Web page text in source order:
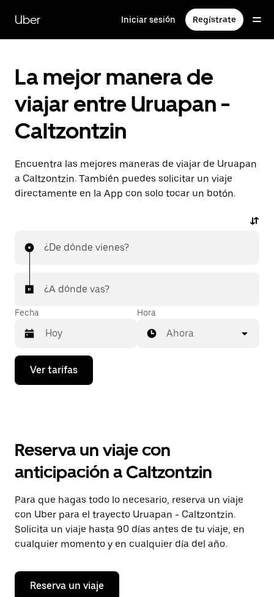
contenido
principal
Uber Iniciar sesión Regístrate
La mejor manera de
viajar entre Uruapan -
Caltzontzin
Encuentra las mejores maneras de viajar de Uruapan
a Caltzontzin. También puedes solicitar un viaje
directamente en la App con solo tocar un botón.
¿De dónde vienes?
¿A dónde vas?
Fecha
Presiona
flecha
el
y
selecciona
una
fecha.
Presiona
la
tecla Esc
para
el
calendario.
Hora
Ahora
Ver tarifas
Reserva un viaje con
anticipación a Caltzontzin
Para que hagas todo lo necesario, reserva un viaje
con Uber para el trayecto Uruapan - Caltzontzin.
Solicita un viaje hasta 90 días antes de tu viaje, en
cualquier momento y en cualquier día del año.
Reserva un viaje